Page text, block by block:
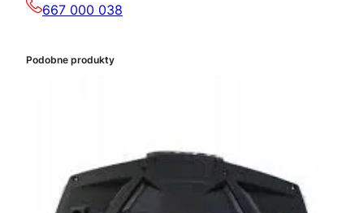
667 000 038
Podobne produkty